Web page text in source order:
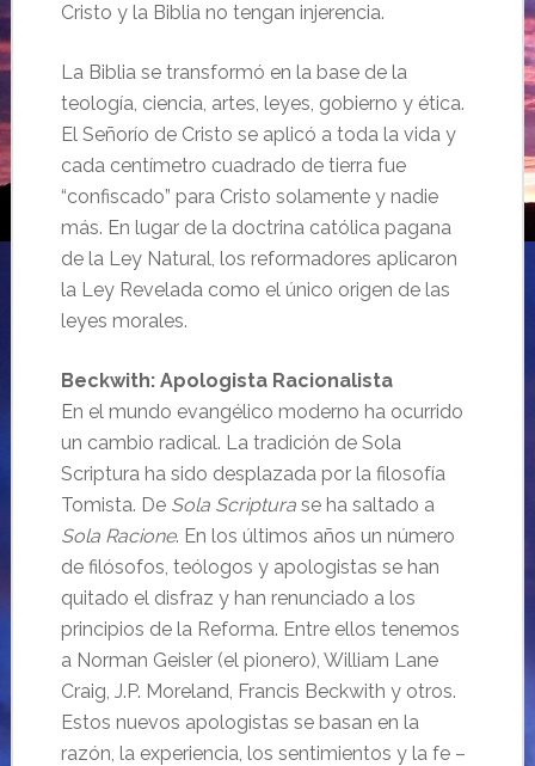
Cristo y la Biblia no tengan injerencia.
La Biblia se transformó en la base de la
teología, ciencia, artes, leyes, gobierno y ética.
El Señorío de Cristo se aplicó a toda la vida y
cada centímetro cuadrado de tierra fue
“confiscado” para Cristo solamente y nadie
más. En lugar de la doctrina católica pagana
de la Ley Natural, los reformadores aplicaron
la Ley Revelada como el único origen de las
leyes morales.
Beckwith: Apologista Racionalista
En el mundo evangélico moderno ha ocurrido
un cambio radical. La tradición de Sola
Scriptura ha sido desplazada por la filosofía
Tomista. De Sola Scripturase ha saltado a
Sola Racione. En los últimos años un número
de filósofos, teólogos y apologistas se han
quitado el disfraz y han renunciado a los
principios de la Reforma. Entre ellos tenemos
a Norman Geisler (el pionero), William Lane
Craig, J.P. Moreland, Francis Beckwith y otros.
Estos nuevos apologistas se basan en la
razón, la experiencia, los sentimientos y la fe –